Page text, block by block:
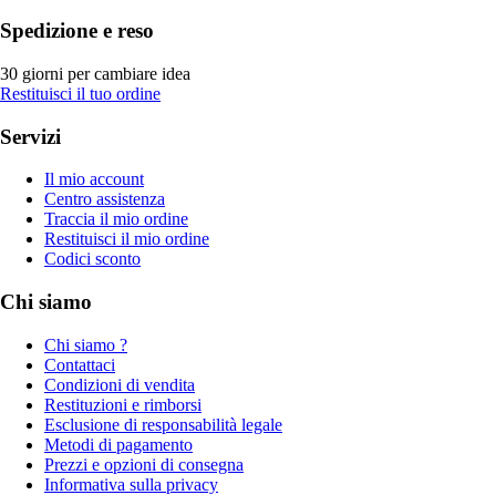
Spedizione e reso
30 giorni per cambiare idea
Restituisci il tuo ordine
Servizi
Il mio account
Centro assistenza
Traccia il mio ordine
Restituisci il mio ordine
Codici sconto
Chi siamo
Chi siamo ?
Contattaci
Condizioni di vendita
Restituzioni e rimborsi
Esclusione di responsabilità legale
Metodi di pagamento
Prezzi e opzioni di consegna
Informativa sulla privacy